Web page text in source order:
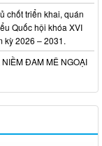
chốt triển khai, quán
Quốc hội khóa XVI
kỳ 2026 – 2031.
ĐAM MÊ NGOẠI